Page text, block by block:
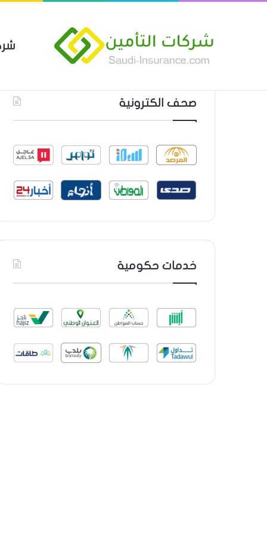
أحدث المواضيع بوليصة التأمين العام من شركة
صحف الكترونية
خدمات حكومية